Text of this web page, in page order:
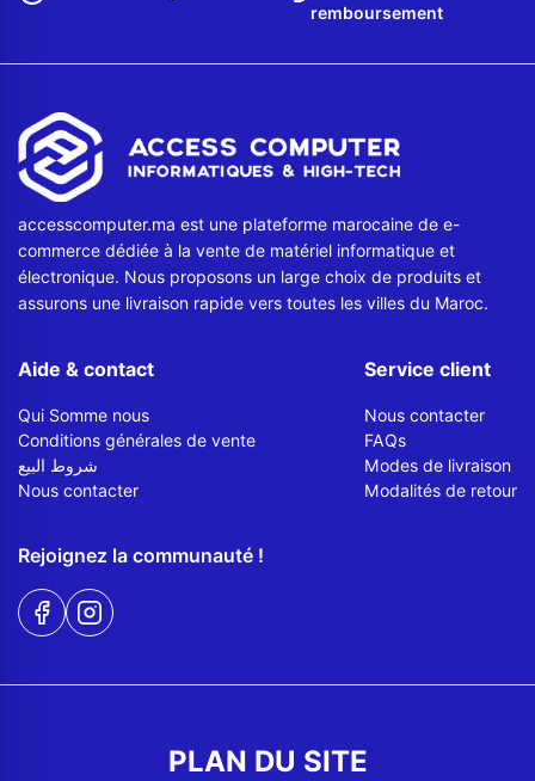
remboursement
accesscomputer.ma est une plateforme marocaine de e-
commerce dédiée à la vente de matériel informatique et
électronique. Nous proposons un large choix de produits et
assurons une livraison rapide vers toutes les villes du Maroc.
Aide & contact
Qui Somme nous
Conditions générales de vente
شروط البيع
Nous contacter
Service client
Nous contacter
FAQs
Modes de livraison
Modalités de retour
Rejoignez la communauté !
PLAN DU SITE